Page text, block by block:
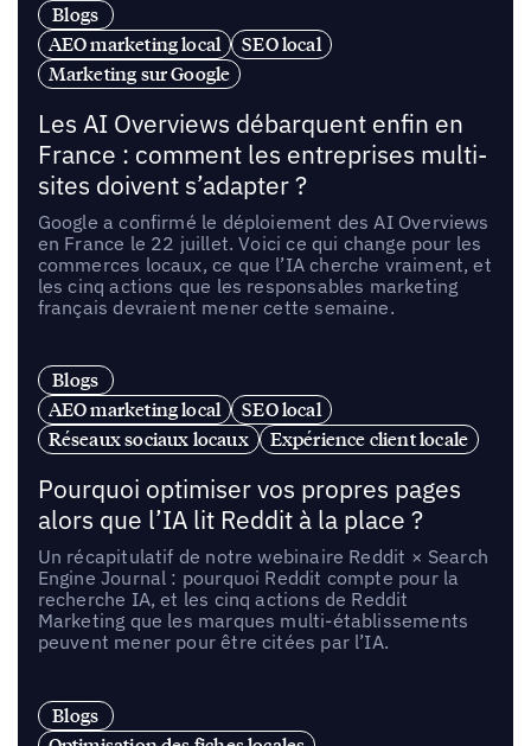
Blogs
AEO marketing local
SEO local
Marketing sur Google
Les AI Overviews débarquent enfin en
France : comment les entreprises multi-
sites doivent s’adapter ?
Google a confirmé le déploiement des AI Overviews
en France le 22 juillet. Voici ce qui change pour les
commerces locaux, ce que l’IA cherche vraiment, et
les cinq actions que les responsables marketing
français devraient mener cette semaine.
Blogs
AEO marketing local
SEO local
Réseaux sociaux locaux
Expérience client locale
Pourquoi optimiser vos propres pages
alors que l’IA lit Reddit à la place ?
Un récapitulatif de notre webinaire Reddit × Search
Engine Journal : pourquoi Reddit compte pour la
recherche IA, et les cinq actions de Reddit
Marketing que les marques multi-établissements
peuvent mener pour être citées par l’IA.
Blogs